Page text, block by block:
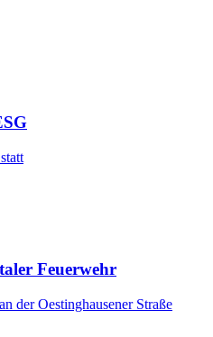
Feuerwehr
der Oestinghausener Straße